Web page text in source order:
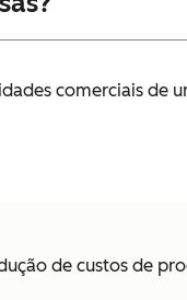
comerciais de
de custos de